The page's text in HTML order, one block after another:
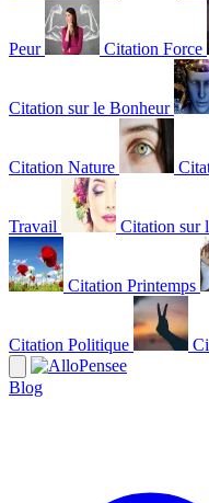
Peur Citation Force
Citation sur le Bonheur
Citation Nature
Travail Citation sur
Citation Printemps
Citation Politique
Blog